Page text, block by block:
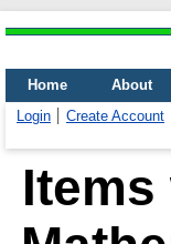
Home About
Login
Create Account